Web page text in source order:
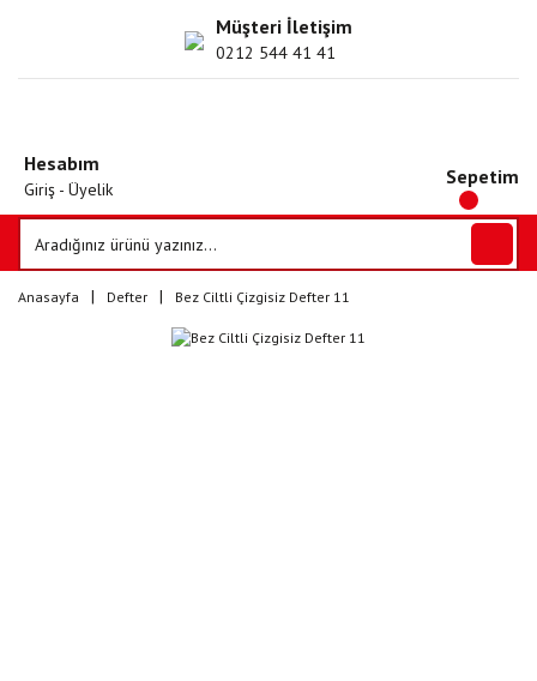
Müşteri İletişim
0212 544 41 41
Hesabım
Giriş - Üyelik
Sepetim
Anasayfa Defter Bez Ciltli Çizgisiz Defter 11